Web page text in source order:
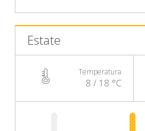
Estate
Temperatura
8 / 18 °C